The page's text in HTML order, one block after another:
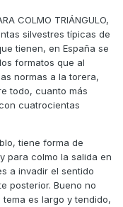
COLMO TRIÁNGULO,
silvestres típicas de
tienen, en España se
formatos que al
normas a la torera,
todo, cuanto más
cuatrocientas
tiene forma de
para colmo la salida en
a invadir el sentido
posterior. Bueno no
es largo y tendido,